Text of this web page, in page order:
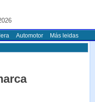
Automotor Más leidas